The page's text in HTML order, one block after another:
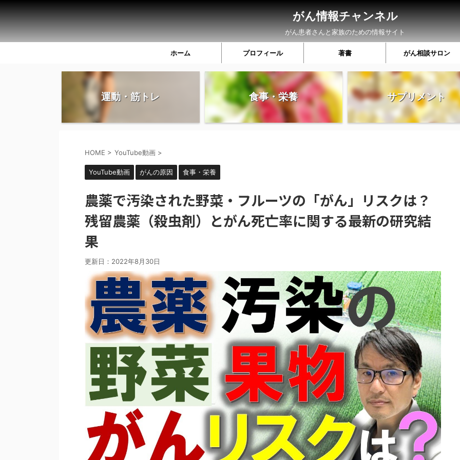
がん情報チャンネル
がん患者さんと家族のための情報サイト
ホーム プロフィール 著書 がん相談サロン
運動・筋トレ 食事・栄養 サプリメント
HOME > YouTube動画 >
YouTube動画 がんの原因 食事・栄養
農薬で汚染された野菜・フルーツの「がん」リスクは？
残留農薬（殺虫剤）とがん死亡率に関する最新の研究結
果
更新日： 2022年8月30日